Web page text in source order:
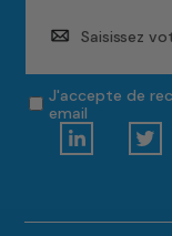
Saisissez
J'accepte de
email